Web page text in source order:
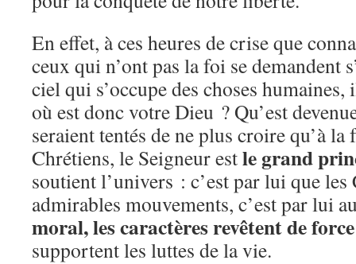
En effet, à ces heures de crise que
ceux qui n’ont pas la foi se demandent
ciel qui s’occupe des choses
où est donc votre Dieu ? Qu’est
seraient tentés de ne plus croire qu’à
Chrétiens, le Seigneur estle grand
soutient l’univers : c’est par lui que
admirables mouvements, c’est par lui
moral, lescaractères revêtent de
supportent les luttes de la vie.